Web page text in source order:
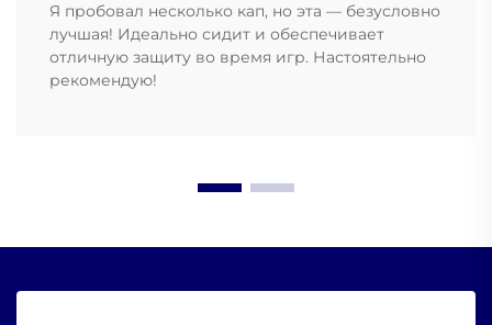
Я пробовал несколько кап, но эта — безусловно
лучшая! Идеально сидит и обеспечивает
отличную защиту во время игр. Настоятельно
рекомендую!